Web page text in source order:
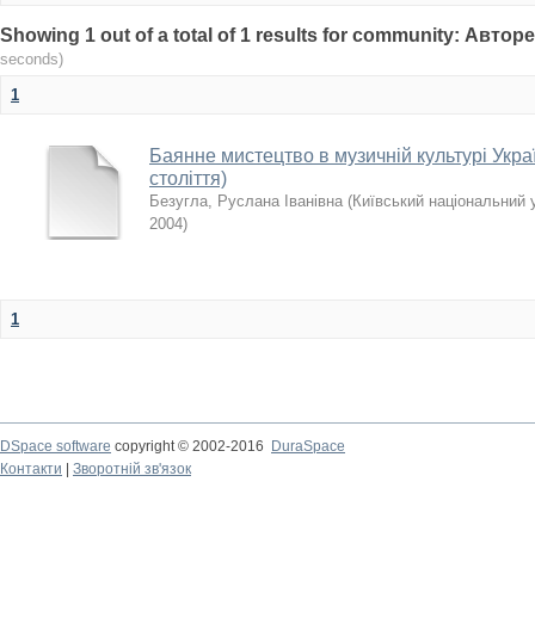
Showing 1 out of a total of 1 results for community:
seconds)
1
Баянне мистецтво в музичній культурі
століття)
Безугла, Руслана Іванівна (Київський національний
2004)
1
DSpace software copyright © 2002-2016
DuraSpace
Контакти
Зворотній зв'язок